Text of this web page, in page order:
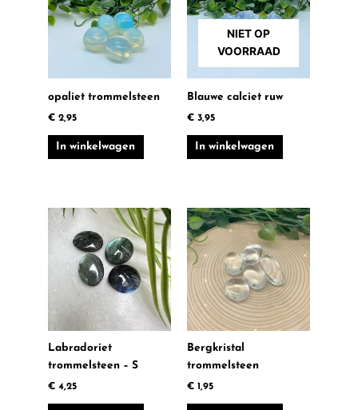
opaliet trommelsteen
€ 2,95
In winkelwagen
NIET OP
VOORRAAD
Blauwe calciet ruw
€ 3,95
In winkelwagen
Labradoriet
trommelsteen – S
€ 4,25
Bergkristal
trommelsteen
€ 1,95